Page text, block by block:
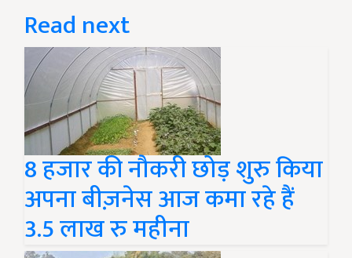
Read next
8 हजार की नौकरी छोड़ शुरु किया
अपना बीज़नेस आज कमा रहे हैं
3.5 लाख रु महीना